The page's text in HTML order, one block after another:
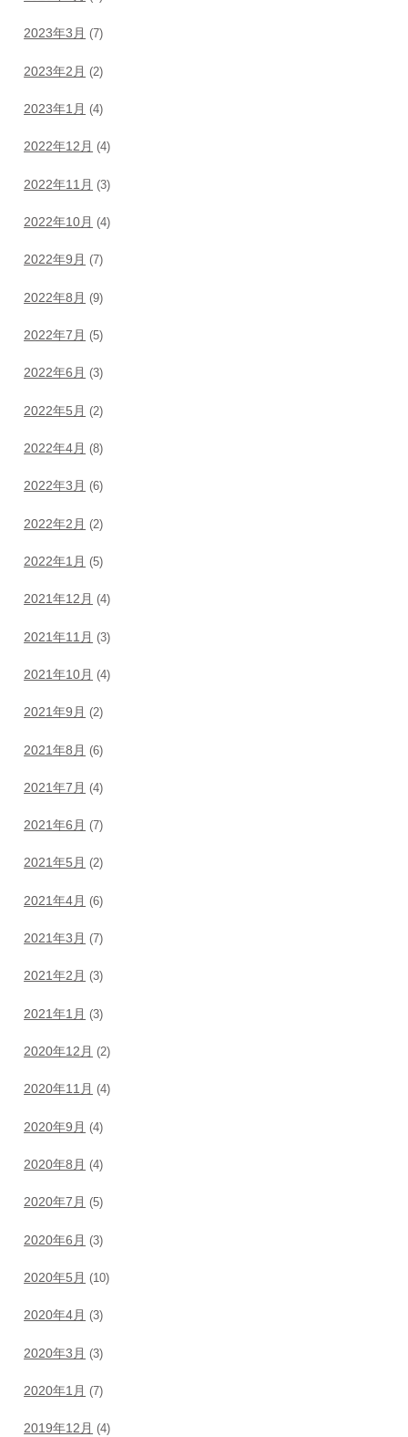
2023年3月 (7)
2023年2月 (2)
2023年1月 (4)
2022年12月 (4)
2022年11月 (3)
2022年10月 (4)
2022年9月 (7)
2022年8月 (9)
2022年7月 (5)
2022年6月 (3)
2022年5月 (2)
2022年4月 (8)
2022年3月 (6)
2022年2月 (2)
2022年1月 (5)
2021年12月 (4)
2021年11月 (3)
2021年10月 (4)
2021年9月 (2)
2021年8月 (6)
2021年7月 (4)
2021年6月 (7)
2021年5月 (2)
2021年4月 (6)
2021年3月 (7)
2021年2月 (3)
2021年1月 (3)
2020年12月 (2)
2020年11月 (4)
2020年9月 (4)
2020年8月 (4)
2020年7月 (5)
2020年6月 (3)
2020年5月 (10)
2020年4月 (3)
2020年3月 (3)
2020年1月 (7)
2019年12月 (4)